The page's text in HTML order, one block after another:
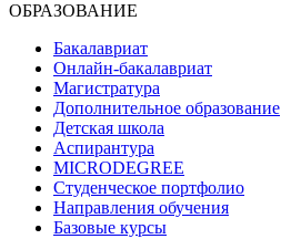
ОБРАЗОВАНИЕ
Бакалавриат
Онлайн-бакалавриат
Магистратура
Дополнительное образование
Детская школа
Аспирантура
MICRODEGREE
Студенческое портфолио
Направления обучения
Базовые курсы